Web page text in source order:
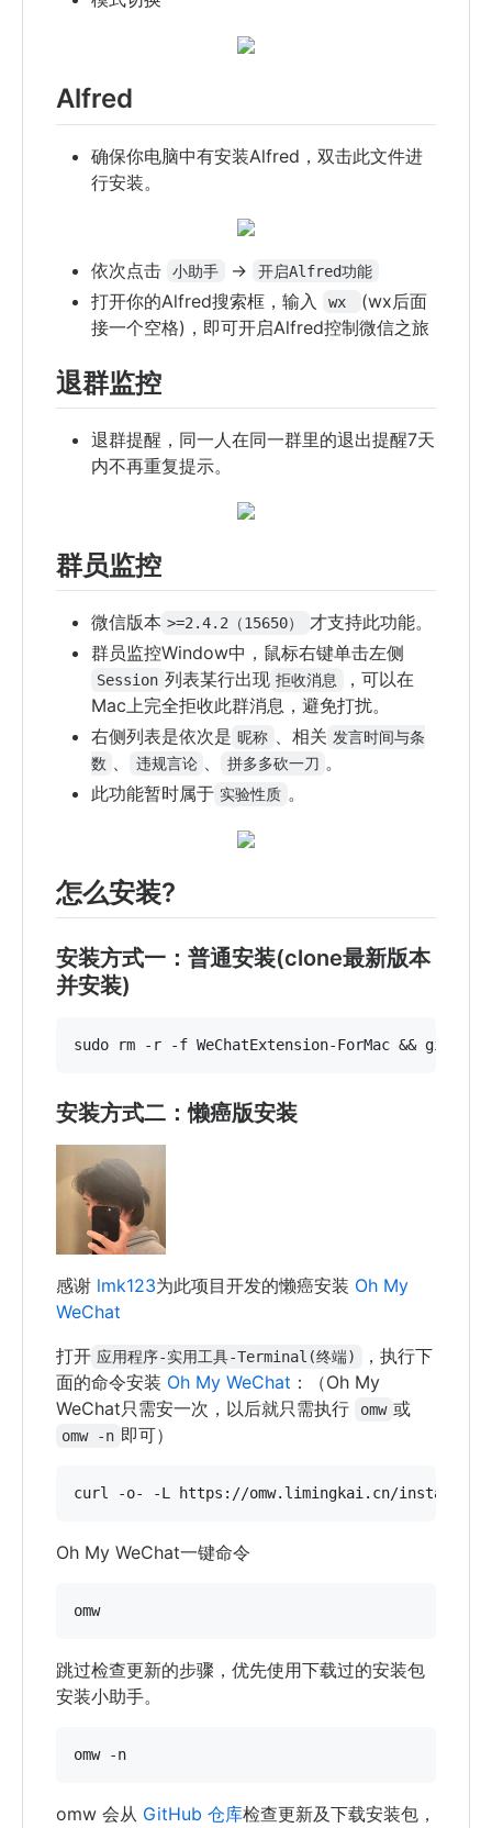
Alfred
确保你电脑中有安装Alfred，双击此文件进
行安装。
依次点击 小助手 -> 开启Alfred功能
打开你的Alfred搜索框，输入 wx
(wx后面
接一个空格)，即可开启Alfred控制微信之旅
退群监控
退群提醒，同一人在同一群里的退出提醒7天
内不再重复提示。
群员监控
微信版本 >=2.4.2（15650）
才支持此功能。
群员监控Window中，鼠标右键单击左侧
Session 列表某行出现 拒收消息
，可以在
Mac上完全拒收此群消息，避免打扰。
右侧列表是依次是 昵称 、相关 发言时间与条
数 、 违规言论 、 拼多多砍一刀 。
此功能暂时属于 实验性质 。
怎么安装?
安装方式一：普通安装(clone最新版本
并安装)
安装方式二：懒癌版安装
感谢 lmk123为此项目开发的懒癌安装 Oh My
WeChat
打开 应用程序-实用工具-Terminal(终端)
，执行下
面的命令安装 Oh My WeChat ：（Oh My
WeChat只需安一次，以后就只需执行
omw 或
omw -n 即可）
curl -o- -L https://omw.limingkai.cn/
Oh My WeChat一键命令
跳过检查更新的步骤，优先使用下载过的安装包
安装小助手。
omw 会从 GitHub 仓库检查更新及下载安装包，